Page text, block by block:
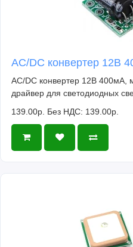
AC/DC конвертер 12В
AC/DC конвертер 12В 400мА,
драйвер для светодиодных
139.00р. Без НДС: 139.00р.